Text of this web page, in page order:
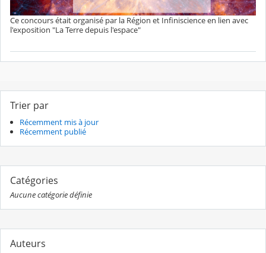
Ce concours était organisé par la Région et Infiniscience en lien avec
l'exposition "La Terre depuis l'espace"
Trier par
Récemment mis à jour
Récemment publié
Catégories
Aucune catégorie définie
Auteurs